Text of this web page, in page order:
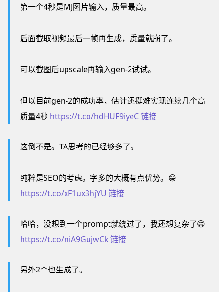
第一个4秒是MJ图片输入，质量最高。
后面截取视频最后一帧再生成，质量就崩了。
可以截图后upscale再输入gen-2试试。
但以目前gen-2的成功率，估计还挺难实现连续几个高
质量4秒 https://t.co/hdHUF9iyeC链接
这倒不是。TA思考的已经够多了。
纯粹是SEO的考虑。字多的大概有点优势。😁
https://t.co/xF1ux3hjYU 链接
哈哈，没想到一个prompt就绕过了，我还想复杂了😄
https://t.co/niA9GujwCk 链接
另外2个也生成了。